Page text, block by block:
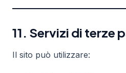
11. Servizi di terze
Il sito può utilizzare: